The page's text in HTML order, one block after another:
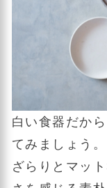
白い食器だか
てみましょう。
ざらりとマッ